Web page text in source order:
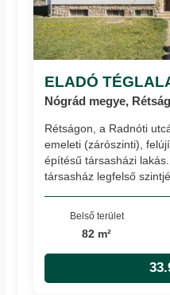
ELADÓ
Nógrád megye,
Rétságon, a Radnóti
emeleti (zárószinti),
építésű társasházi
társasház legfelső
Belső terület
82 m²